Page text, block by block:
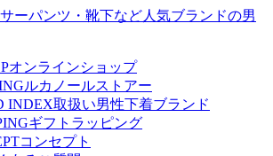
オンラインショップ
ルカノールストアー
INDEX取扱い男性下着ブランド
ギフトラッピング
コンセプト